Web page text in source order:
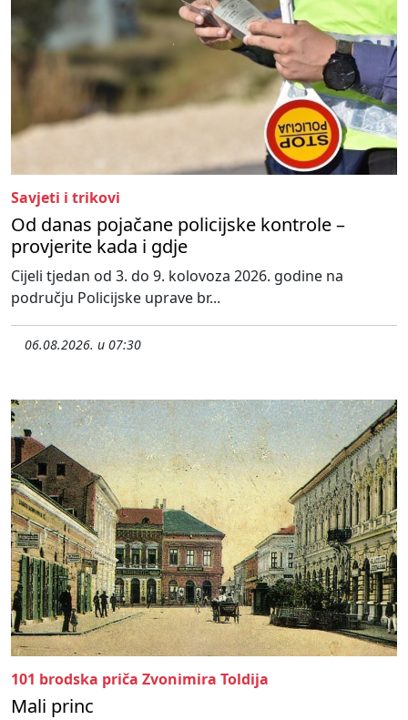
Savjeti i trikovi
Od danas pojačane policijske kontrole –
provjerite kada i gdje
Cijeli tjedan od 3. do 9. kolovoza 2026. godine na
području Policijske uprave br...
06.08.2026. u 07:30
101 brodska priča Zvonimira Toldija
Mali princ